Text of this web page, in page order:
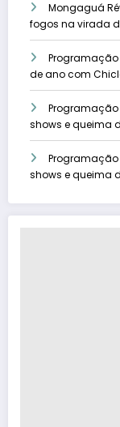
Mongaguá
fogos na virada
Programação
de ano com
Programação
shows e queima
Programação
shows e queima